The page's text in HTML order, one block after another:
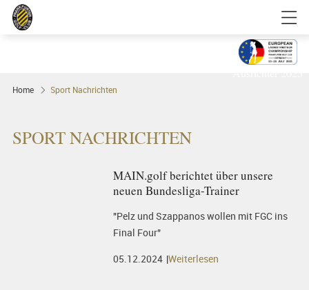
Home Sport Nachrichten
SPORT NACHRICHTEN
MAIN.golf berichtet über unsere
neuen Bundesliga-Trainer
"Pelz und Szappanos wollen mit FGC ins
Final Four"
05.12.2024 Weiterlesen